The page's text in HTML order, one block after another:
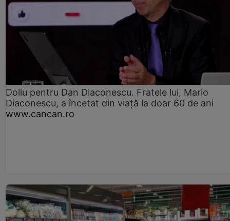
Doliu pentru Dan Diaconescu. Fratele lui, Mario
Diaconescu, a încetat din viață la doar 60 de ani
www.cancan.ro